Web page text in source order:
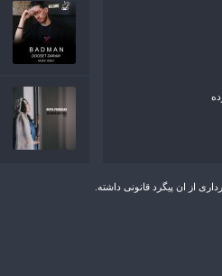
از ان پیگرد قانونی داشته.